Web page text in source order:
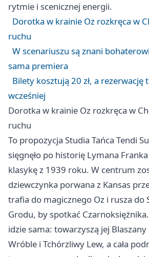
rytmie i scenicznej energii.
Dorotka w krainie Oz rozkręca w
ruchu
W scenariuszu są znani
sama premiera
Bilety kosztują 20 zł, a rezerwację
wcześniej
Dorotka w krainie Oz rozkręca w
ruchu
To propozycja Studia Tańca Tendi
sięgnęło po historię Lymana
klasykę z 1939 roku. W centrum
dziewczynka porwana z Kansas
trafia do magicznego Oz i rusza do
Grodu, by spotkać
idzie sama: towarzyszą jej
Wróble i Tchórzliwy Lew, a cała